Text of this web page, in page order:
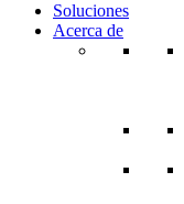
Soluciones
Acerca de